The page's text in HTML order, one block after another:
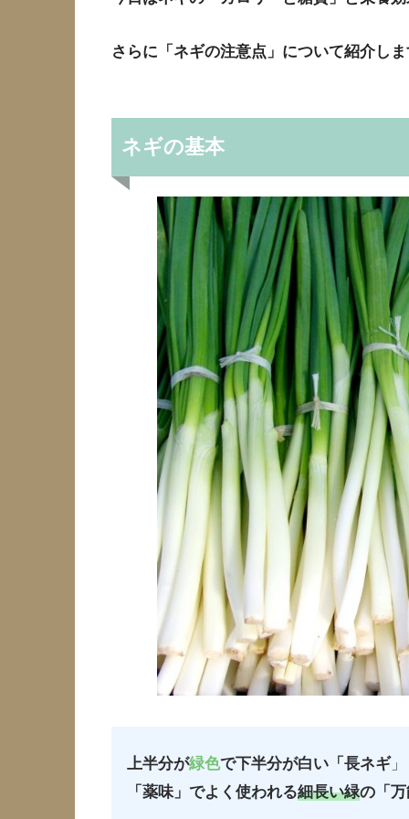
さらに「ネギの注意点」について紹介し
ネギの基本
上半分が緑色で下半分が白い「長ネギ 」
「薬味」でよく使われる細長い緑の「